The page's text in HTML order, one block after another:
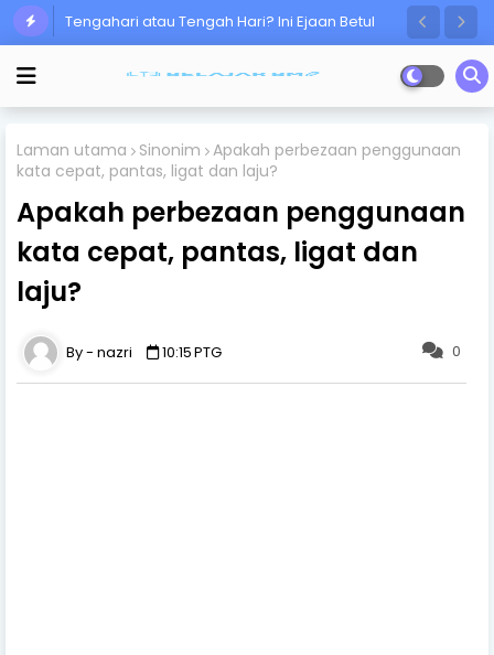
Tengahari atau Tengah Hari? Ini Ejaan Betul
Laman utama Sinonim Apakah perbezaan penggunaan
kata cepat, pantas, ligat dan laju?
Apakah perbezaan penggunaan
kata cepat, pantas, ligat dan
laju?
0
nazri 10:15 PTG